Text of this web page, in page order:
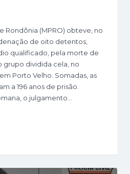
Rondônia (MPRO) obteve, no
de oito detentos,
qualificado, pela morte de
dividida cela, no
Porto Velho. Somadas, as
a 196 anos de prisão.
o julgamento…